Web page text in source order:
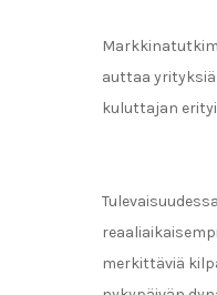
auttaa
kuluttajan
merkittäviä